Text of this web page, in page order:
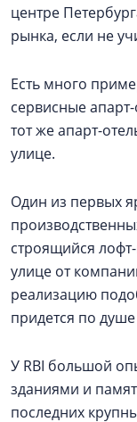
центре
рынка, если не
Есть много
сервисные
тот же апарт-
улице.
Один из первых
строящийся
улице от
реализацию
придется по
У RBI большой
зданиями и
последних